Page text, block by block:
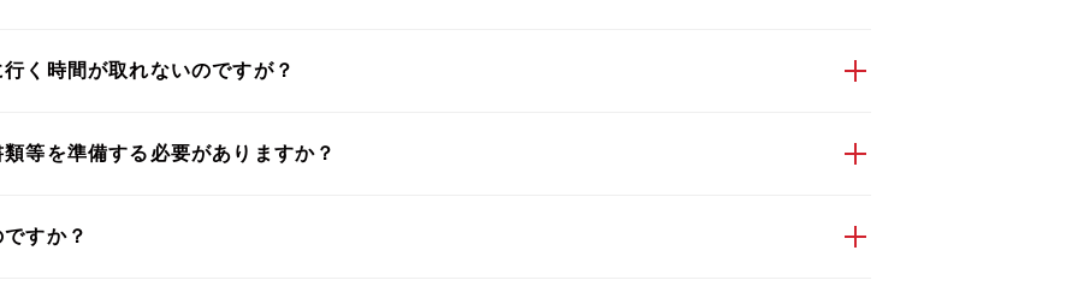
く時間が取れないのですが？
等を準備する必要がありますか？
すか？